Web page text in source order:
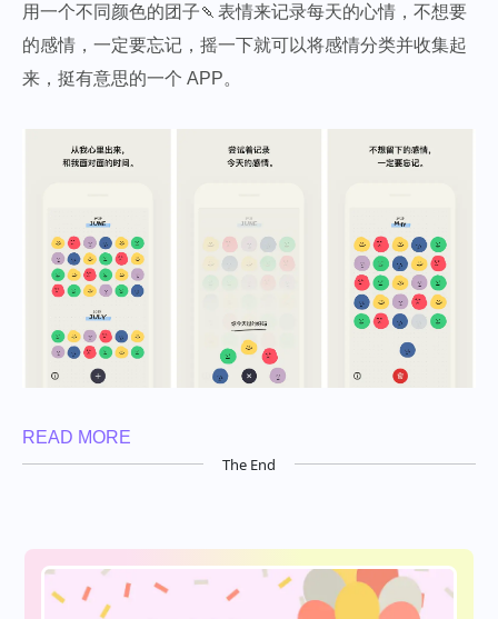
用一个不同颜色的团子🍡表情来记录每天的心情，不想要
的感情，一定要忘记，摇一下就可以将感情分类并收集起
来，挺有意思的一个 APP。
READ MORE
The End